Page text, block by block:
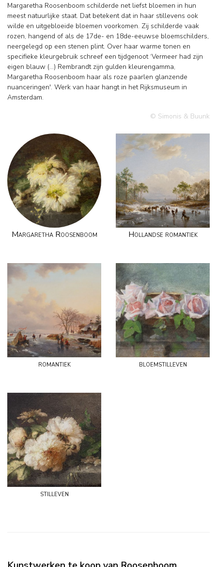
Margaretha Roosenboom schilderde net liefst bloemen in hun
meest natuurlijke staat. Dat betekent dat in haar stillevens ook
wilde en uitgebloeide bloemen voorkomen. Zij schilderde vaak
rozen, hangend of als de 17de- en 18de-eeuwse bloemschilders,
neergelegd op een stenen plint. Over haar warme tonen en
specifieke kleurgebruik schreef een tijdgenoot ‘Vermeer had zijn
eigen blauw (...) Rembrandt zijn gulden kleurengamma,
Margaretha Roosenboom haar als roze paarlen glanzende
nuanceringen'. Werk van haar hangt in het Rijksmuseum in
Amsterdam.
© Simonis & Buunk
Margaretha Roosenboom Hollandse romantiek
romantiek bloemstilleven
stilleven